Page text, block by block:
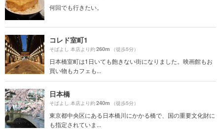
何回でも行きたい。
コレド室町1
そばよし 本店より約260m （徒歩5分）
日本橋室町は1日いても飽きない街になりました。映画館もお
買い物もカフェも...
日本橋
そばよし 本店より約240m （徒歩5分）
東京都中央区にある日本橋川にかかる橋で、国の重要文化財に
も指定されていま...